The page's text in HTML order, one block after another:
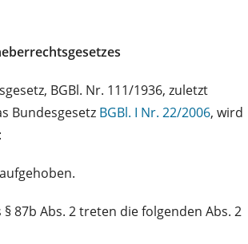
BGBl. Nr. 111/1936, zuletzt
Bundesgesetz BGBl. I Nr. 22/2006, wird
§ 87b Abs. 2 treten die folgenden Abs. 2